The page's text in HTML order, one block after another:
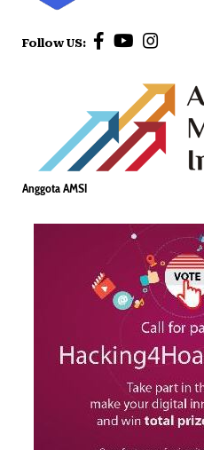
Follow US:
Anggota AMSI